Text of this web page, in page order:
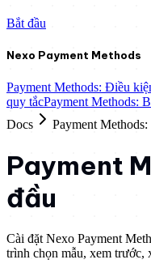
Bắt đầu
Nexo Payment Methods
Payment Methods: Điều
quy tắcPayment Methods:
Docs
Payment Methods:
Payment
đầu
Cài đặt Nexo Payment
trình chọn mẫu, xem trước,